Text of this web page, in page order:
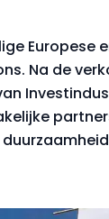
Europese
Na de